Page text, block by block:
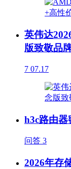
英伟达
版致敬品
7 07.17
h3c路由器
问答 3
2026年存